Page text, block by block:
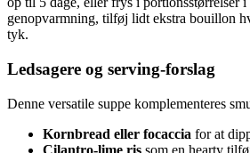
genopvarmning, tilføj lidt ekstra bouillon
tyk.
Ledsagere og serving-forslag
Denne versatile suppe komplementeres
Kornbread eller focaccia for at
Cilantro-lime ris som en hearty